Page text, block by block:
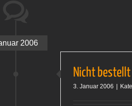
2006
Nicht bestellt
3. Januar 2006